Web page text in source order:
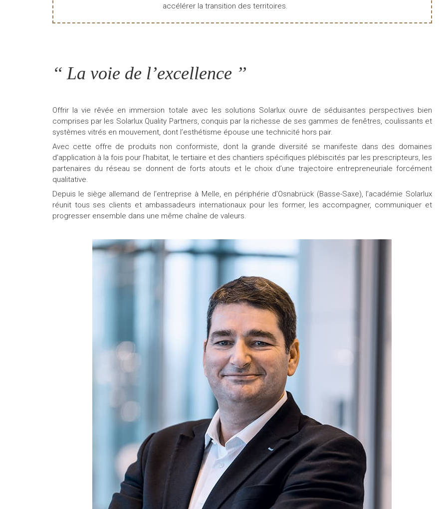
accélérer la transition des territoires.
‘‘ La voie de l’excellence ’’
Offrir la vie rêvée en immersion totale avec les solutions Solarlux ouvre de séduisantes perspectives bien
comprises par les Solarlux Quality Partners, conquis par la richesse de ses gammes de fenêtres, coulissants et
systèmes vitrés en mouvement, dont l’esthétisme épouse une technicité hors pair.
Avec cette offre de produits non conformiste, dont la grande diversité se manifeste dans des domaines
d’application à la fois pour l’habitat, le tertiaire et des chantiers spécifiques plébiscités par les prescripteurs, les
partenaires du réseau se donnent de forts atouts et le choix d’une trajectoire entrepreneuriale forcément
qualitative.
Depuis le siège allemand de l’entreprise à Melle, en périphérie d’Osnabrück (Basse-Saxe), l’académie Solarlux
réunit tous ses clients et ambassadeurs internationaux pour les former, les accompagner, communiquer et
progresser ensemble dans une même chaîne de valeurs.